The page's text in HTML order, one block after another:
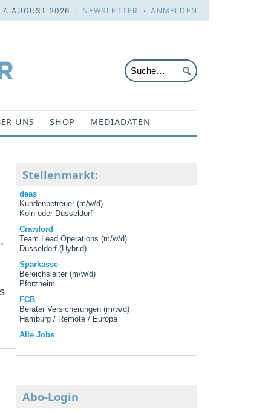
7. AUGUST 2026 · NEWSLETTER ·ANMELDEN
UNS SHOP MEDIADATEN
Stellenmarkt:
deas
Kundenbetreuer (m/w/d)
Köln oder Düsseldorf
Crawford
Team Lead Operations (m/w/d)
Düsseldorf (Hybrid)
Sparkasse
Bereichsleiter (m/w/d)
Pforzheim
FCB
Berater Versicherungen (m/w/d)
Hamburg / Remote / Europa
Alle Jobs
Abo-Login